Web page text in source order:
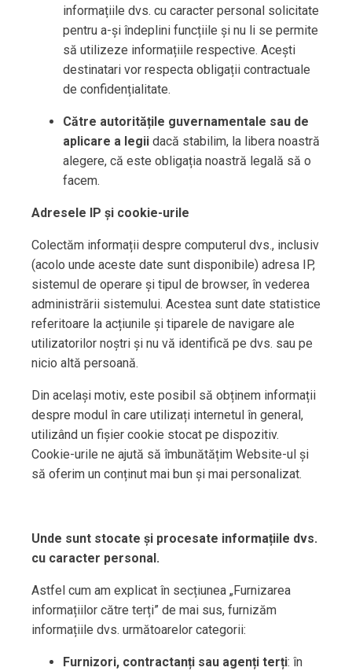
informațiile dvs. cu caracter personal solicitate
pentru a-și îndeplini funcțiile și nu li se permite
să utilizeze informațiile respective. Acești
destinatari vor respecta obligații contractuale
de confidențialitate.
Către autoritățile guvernamentale sau de
aplicare a legii dacă stabilim, la libera noastră
alegere, că este obligația noastră legală să o
facem.
Adresele IP și cookie-urile
Colectăm informații despre computerul dvs., inclusiv
(acolo unde aceste date sunt disponibile) adresa IP,
sistemul de operare și tipul de browser, în vederea
administrării sistemului. Acestea sunt date statistice
referitoare la acțiunile și tiparele de navigare ale
utilizatorilor noștri și nu vă identifică pe dvs. sau pe
nicio altă persoană.
Din același motiv, este posibil să obținem informații
despre modul în care utilizați internetul în general,
utilizând un fișier cookie stocat pe dispozitiv.
Cookie-urile ne ajută să îmbunătățim Website-ul și
să oferim un conținut mai bun și mai personalizat.
Unde sunt stocate și procesate informațiile dvs.
cu caracter personal.
Astfel cum am explicat în secțiunea „Furnizarea
informațiilor către terți” de mai sus, furnizăm
informațiile dvs. următoarelor categorii:
Furnizori, contractanți sau agenți terți: în